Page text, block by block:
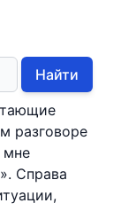
Найти
разговоре
мне
Справа